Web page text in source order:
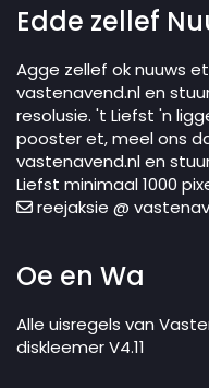
Edde zellef
Agge zellef ok nuuws
vastenavend.nl en
resolusie. 't Liefst 'n
pooster et, meel ons
vastenavend.nl en
Liefst minimaal 1000
reejaksie @
Oe en Wa
Alle uisregels van
diskleemer V4.11